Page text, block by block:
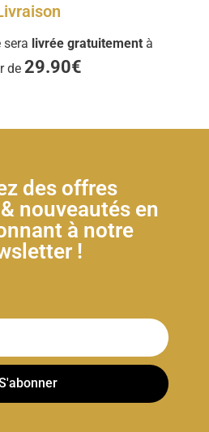
livrée gratuitement à
de 29.90€
des offres
nouveautés en
à notre
!